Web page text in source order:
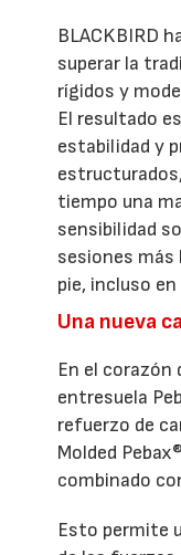
BLACKBIRD
superar la
rígidos y
El resultado
estabilidad y
tiempo una
sensibilidad
sesiones
pie, incluso
Una nueva
En el corazón
entresuela
refuerzo de
Molded
combinado
Esto permite